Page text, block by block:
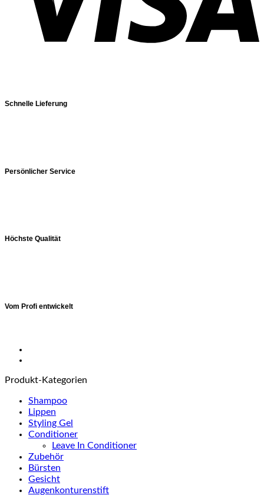
Schnelle Lieferung
Persönlicher Service
Höchste Qualität
Vom Profi entwickelt
Produkt-Kategorien
Shampoo
Lippen
Styling Gel
Conditioner
Leave In Conditioner
Zubehör
Bürsten
Gesicht
Augenkonturenstift